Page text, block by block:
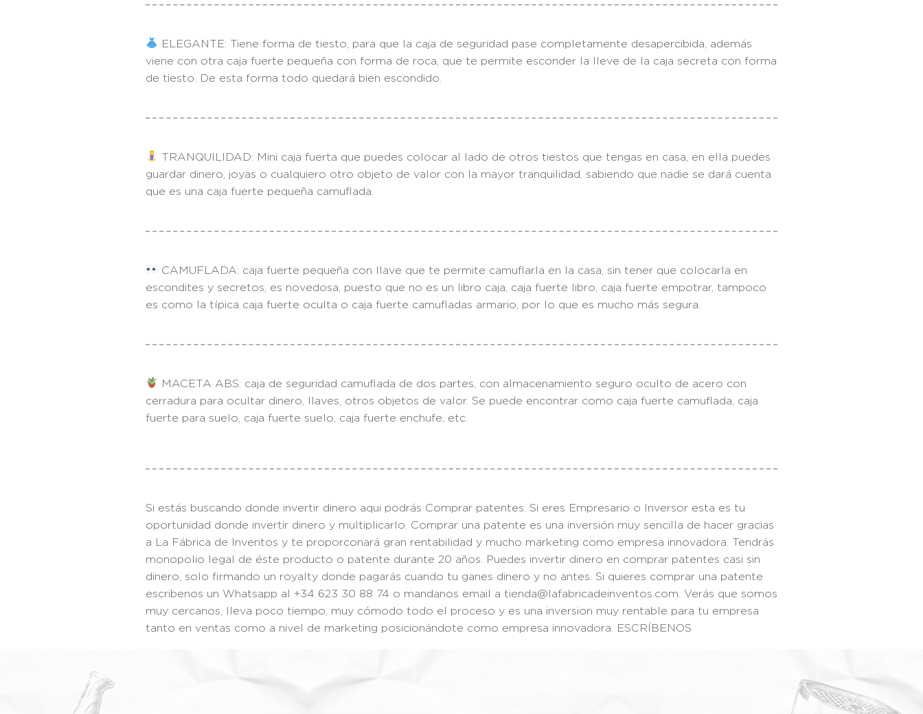
ELEGANTE: Tiene forma de tiesto, para que la caja de seguridad pase completamente desapercibida, además
viene con otra caja fuerte pequeña con forma de roca, que te permite esconder la lleve de la caja secreta con forma
de tiesto. De esta forma todo quedará bien escondido.
TRANQUILIDAD: Mini caja fuerta que puedes colocar al lado de otros tiestos que tengas en casa, en ella puedes
guardar dinero, joyas o cualquiero otro objeto de valor con la mayor tranquilidad, sabiendo que nadie se dará cuenta
que es una caja fuerte pequeña camuflada.
CAMUFLADA: caja fuerte pequeña con llave que te permite camuflarla en la casa, sin tener que colocarla en
escondites y secretos, es novedosa, puesto que no es un libro caja, caja fuerte libro, caja fuerte empotrar, tampoco
es como la típica caja fuerte oculta o caja fuerte camufladas armario, por lo que es mucho más segura.
MACETA ABS: caja de seguridad camuflada de dos partes, con almacenamiento seguro oculto de acero con
cerradura para ocultar dinero, llaves, otros objetos de valor. Se puede encontrar como caja fuerte camuflada, caja
fuerte para suelo, caja fuerte suelo, caja fuerte enchufe, etc.
Si estás buscando donde invertir dinero aqui podrás Comprar patentes. Si eres Empresario o Inversor esta es tu
oportunidad donde invertir dinero y multiplicarlo. Comprar una patente es una inversión muy sencilla de hacer gracias
a La Fábrica de Inventos y te proporconará gran rentabilidad y mucho marketing como empresa innovadora. Tendrás
monopolio legal de éste producto o patente durante 20 años. Puedes invertir dinero en comprar patentes casi sin
dinero, solo firmando un royalty donde pagarás cuando tu ganes dinero y no antes. Si quieres comprar una patente
escribenos un Whatsapp al +34 623 30 88 74 o mandanos email a tienda@lafabricadeinventos.com. Verás que somos
muy cercanos, lleva poco tiempo, muy cómodo todo el proceso y es una inversion muy rentable para tu empresa
tanto en ventas como a nivel de marketing posicionándote como empresa innovadora. ESCRÍBENOS